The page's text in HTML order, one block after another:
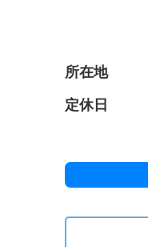
所在地
定休日